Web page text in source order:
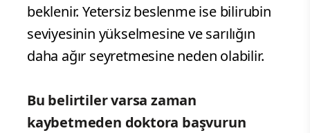
beklenir. Yetersiz beslenme ise bilirubin
seviyesinin yükselmesine ve sarılığın
daha ağır seyretmesine neden olabilir.
Bu belirtiler varsa zaman
kaybetmeden doktora başvurun